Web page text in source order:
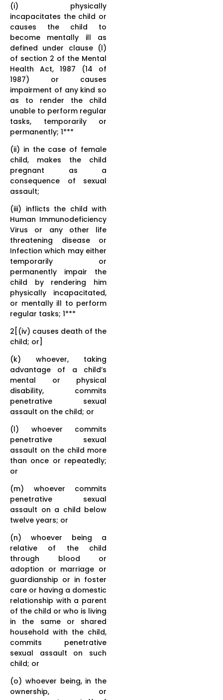
(i) physically
incapacitates the child or
causes the child to
become mentally ill as
defined under clause (l)
of section 2 of the Mental
Health Act, 1987 (14 of
1987) or causes
impairment of any kind so
as to render the child
unable to perform regular
tasks, temporarily or
permanently; 1***
(ii) in the case of female
child, makes the child
pregnant as a
consequence of sexual
assault;
(iii) inflicts the child with
Human Immunodeficiency
Virus or any other life
threatening disease or
Infection which may either
temporarily or
permanently impair the
child by rendering him
physically incapacitated,
or mentally ill to perform
regular tasks; 1***
2[(iv) causes death of the
child; or]
(k) whoever, taking
advantage of a child’s
mental or physical
disability, commits
penetrative sexual
assault on the child; or
(l) whoever commits
penetrative sexual
assault on the child more
than once or repeatedly;
or
(m) whoever commits
penetrative sexual
assault on a child below
twelve years; or
(n) whoever being a
relative of the child
through blood or
adoption or marriage or
guardianship or in foster
care or having a domestic
relationship with a parent
of the child or who is living
in the same or shared
household with the child,
commits penetrative
sexual assault on such
child; or
(o) whoever being, in the
ownership, or